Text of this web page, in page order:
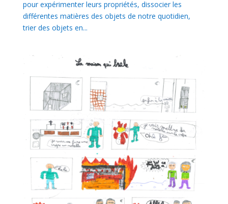
pour expérimenter leurs propriétés, dissocier les
différentes matières des objets de notre quotidien,
trier des objets en...